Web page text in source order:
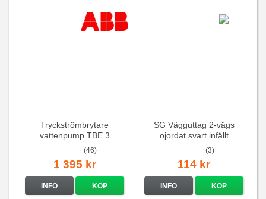
Tryckströmbrytare
vattenpump TBE 3
(46)
1 395 kr
INFO KÖP
SG Vägguttag 2-vägs
ojordat svart infällt
16A/250V
(3)
114 kr
INFO KÖP